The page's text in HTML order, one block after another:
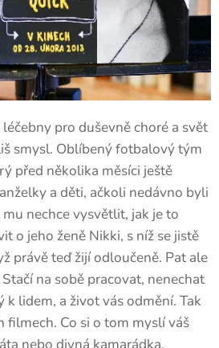
pro duševně choré a svět
smysl. Oblíbený fotbalový tým
před několika měsíci ještě
a děti, ačkoli nedávno byli
nechce vysvětlit, jak je to
o jeho ženě Nikki, s níž se jistě
právě teď žijí odloučeně. Pat ale
na sobě pracovat, nenechat
k lidem, a život vás odmění. Tak
filmech. Co si o tom myslí váš
nebo divná kamarádka,